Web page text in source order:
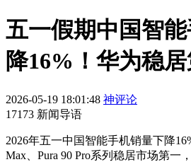
五一假期中国智
降16%！华为稳
2026-05-19 18:01:48 神评论
17173 新闻导语
2026年五一中国智能手机销量下降
Max、Pura 90 Pro系列稳居市场第一